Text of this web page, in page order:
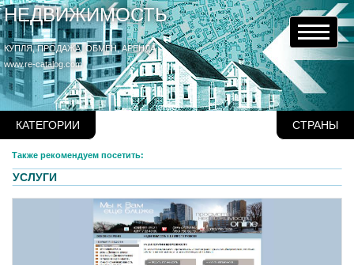
НЕДВИЖИМОСТЬ
КУПЛЯ, ПРОДАЖА, ОБМЕН, АРЕНДА
www.re-catalog.com
КАТЕГОРИИ СТРАНЫ
Также рекомендуем посетить:
УСЛУГИ